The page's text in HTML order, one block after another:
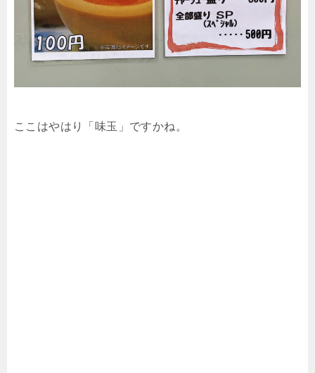
ここはやはり「味玉」ですかね。